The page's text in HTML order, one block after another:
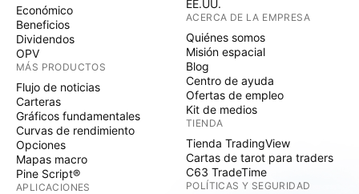
Económico
Beneficios
Dividendos
OPV
MÁS PRODUCTOS
Flujo de noticias
Carteras
Gráficos fundamentales
Curvas de rendimiento
Opciones
Mapas macro
Pine Script®
APLICACIONES
EE.UU.
ACERCA DE LA EMPRESA
Quiénes somos
Misión espacial
Blog
Centro de ayuda
Ofertas de empleo
Kit de medios
TIENDA
Tienda TradingView
Cartas de tarot para traders
C63 TradeTime
POLÍTICAS Y SEGURIDAD